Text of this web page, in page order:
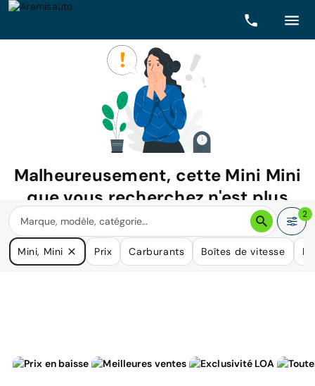
Malheureusement, cette Mini Mini
que vous recherchez n'est plus
disponible.
Nous avons de nombreuses voitures qui pourraient répondre
à vos besoins.
2
Mini, Mini Prix Carburants Boîtes de vitesse